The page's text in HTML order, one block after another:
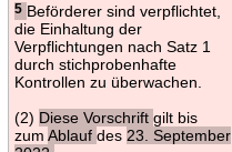
5 Beförderer sind verpflichtet,
die Einhaltung der
Verpflichtungen nach Satz 1
durch stichprobenhafte
Kontrollen zu überwachen.
(2) Diese Vorschrift gilt bis
zum Ablauf des 23. September